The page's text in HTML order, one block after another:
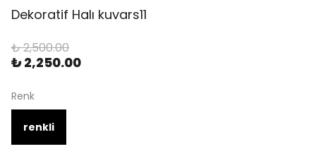
Dekoratif Halı kuvars11
₺ 2,500.00
₺ 2,250.00
Renk
renkli